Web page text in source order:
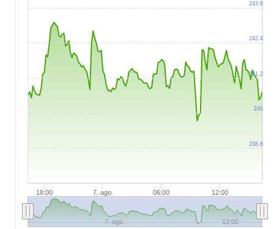
18:00 7. ago. 06:00 12:00
7. ago. 12:00
238.8
240
241.2
242.4
243.6